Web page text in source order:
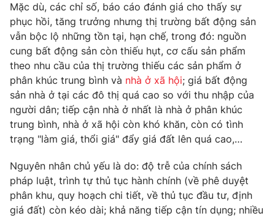
Khán giả
Giải sao mai
Âm nhạc
Sao
Du lịch
Làm đẹp
Chất lượng cuộc sống
Giáo dục
Tuyển sinh
Học trực tuyến
Công nghệ
Hitech Công nghệ tương lai
Sản phẩm
Thị trường
Tư vấn
Giao lưu trực tuyến
Lịch phát sóng
Chuyên mục khác
Emagazine Podcast
Mặc dù, các chỉ số, báo cáo đánh giá cho thấy sự
phục hồi, tăng trưởng nhưng thị trường bất động sản
vẫn bộc lộ những tồn tại, hạn chế, trong đó: nguồn
cung bất động sản còn thiếu hụt, cơ cấu sản phẩm
theo nhu cầu của thị trường thiếu các sản phẩm ở
phân khúc trung bình và nhà ở xã hội; giá bất động
sản nhà ở tại các đô thị quá cao so với thu nhập của
người dân; tiếp cận nhà ở nhất là nhà ở phân khúc
trung bình, nhà ở xã hội còn khó khăn, còn có tình
trạng "làm giá, thổi giá" đẩy giá đất lên quá cao,…
Nguyên nhân chủ yếu là do: độ trễ của chính sách
pháp luật, trình tự thủ tục hành chính (về phê duyệt
phân khu, quy hoạch chi tiết, về thủ tục đầu tư, định
giá đất) còn kéo dài; khả năng tiếp cận tín dụng; nhiều